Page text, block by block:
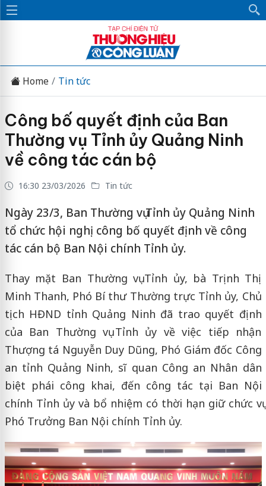
Home Tin tức
Công bố quyết định của Ban
Thường vụ Tỉnh ủy Quảng Ninh
về công tác cán bộ
16:30 23/03/2026 Tin tức
Ngày 23/3, Ban Thường vụ Tỉnh ủy Quảng Ninh
tổ chức hội nghị công bố quyết định về công
tác cán bộ Ban Nội chính Tỉnh ủy.
Thay mặt Ban Thường vụ Tỉnh ủy, bà Trịnh Thị
Minh Thanh, Phó Bí thư Thường trực Tỉnh ủy, Chủ
tịch HĐND tỉnh Quảng Ninh đã trao quyết định
của Ban Thường vụ Tỉnh ủy về việc tiếp nhận
Thượng tá Nguyễn Duy Dũng, Phó Giám đốc Công
an tỉnh Quảng Ninh, sĩ quan Công an Nhân dân
biệt phái công khai, đến công tác tại Ban Nội
chính Tỉnh ủy và bổ nhiệm có thời hạn giữ chức vụ
Phó Trưởng Ban Nội chính Tỉnh ủy.